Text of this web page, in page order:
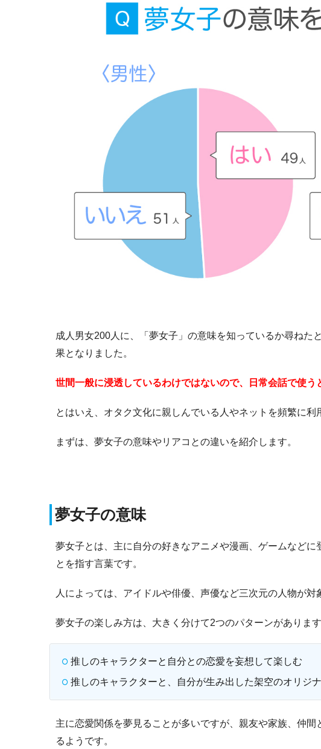
成人男女200人に、「夢女子」の意味を知っているか尋ね
果となりました。
世間一般に浸透しているわけではないので、日常会話で使う
とはいえ、オタク文化に親しんでいる人やネットを頻繁に利
まずは、夢女子の意味やリアコとの違いを紹介します。
夢女子の意味
夢女子とは、主に自分の好きなアニメや漫画、ゲームなど
とを指す言葉です。
人によっては、アイドルや俳優、声優など三次元の人物が対
夢女子の楽しみ方は、大きく分けて2つのパターンがあります
推しのキャラクターと自分との恋愛を妄想して楽しむ
推しのキャラクターと、自分が生み出した架空のオリジ
主に恋愛関係を夢見ることが多いですが、親友や家族、仲
るようです。